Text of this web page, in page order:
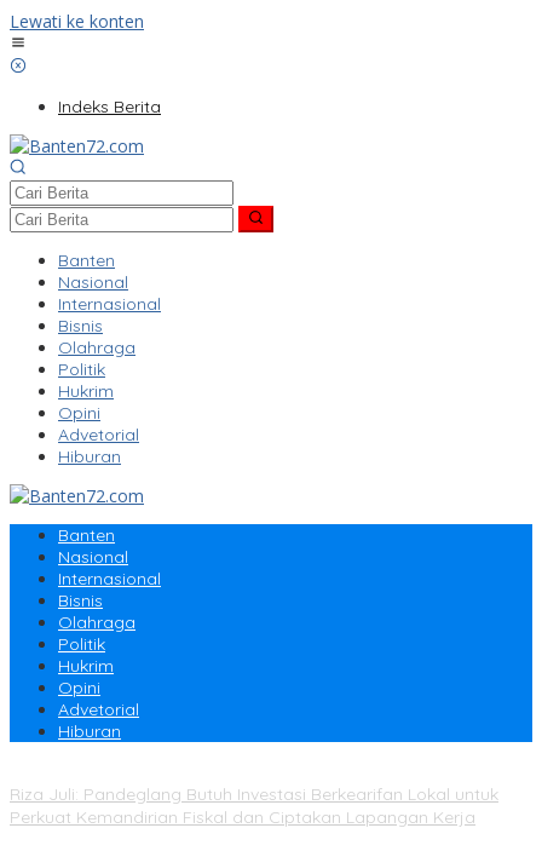
Lewati ke konten
Indeks Berita
Banten
Nasional
Internasional
Bisnis
Olahraga
Politik
Hukrim
Opini
Advetorial
Hiburan
Banten
Nasional
Internasional
Bisnis
Olahraga
Politik
Hukrim
Opini
Advetorial
Hiburan
Riza Juli: Pandeglang Butuh Investasi Berkearifan Lokal untuk
Perkuat Kemandirian Fiskal dan Ciptakan Lapangan Kerja